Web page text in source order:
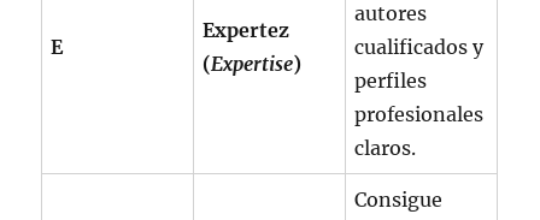
E
Expertez
(Expertise)
autores
cualificados y
perfiles
profesionales
claros.
Consigue